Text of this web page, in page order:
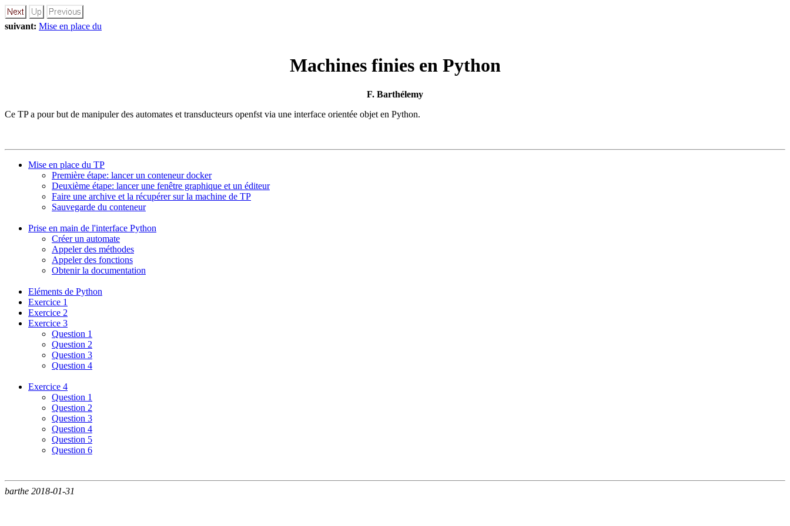
suivant: Mise en place du
Machines finies en Python
F. Barthélemy
Ce TP a pour but de manipuler des automates et transducteurs openfst via une interface orientée objet en Python.
Mise en place du TP
Première étape: lancer un conteneur docker
Deuxième étape: lancer une fenêtre graphique et un éditeur
Faire une archive et la récupérer sur la machine de TP
Sauvegarde du conteneur
Prise en main de l'interface Python
Créer un automate
Appeler des méthodes
Appeler des fonctions
Obtenir la documentation
Eléments de Python
Exercice 1
Exercice 2
Exercice 3
Question 1
Question 2
Question 3
Question 4
Exercice 4
Question 1
Question 2
Question 3
Question 4
Question 5
Question 6
barthe 2018-01-31